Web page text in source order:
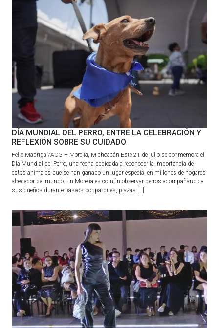
DÍA MUNDIAL DEL PERRO, ENTRE LA CELEBRACIÓN Y
REFLEXIÓN SOBRE SU CUIDADO
Félix Madrigal/ACG – Morelia, Michoacán Este 21 de julio se conmemora el
Día Mundial del Perro, una fecha dedicada a reconocer la importancia de
estos animales que se han ganado un lugar especial en millones de hogares
alrededor del mundo. En Morelia es común observar perros acompañando a
sus dueños durante paseos por parques, plazas […]